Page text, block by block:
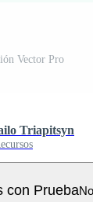
Vector Pro
Triapitsyn
con Prueba